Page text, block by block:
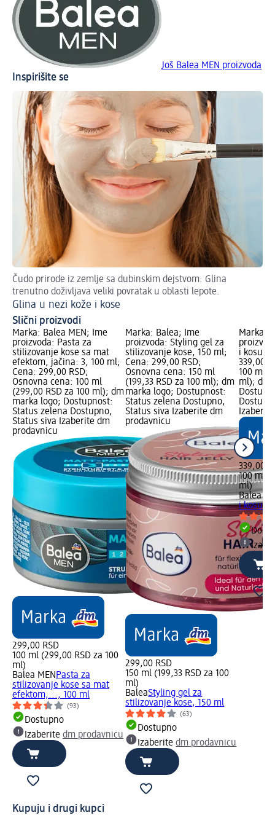
Još Balea MEN proizvoda
Inspirišite se
Čudo prirode iz zemlje sa dubinskim dejstvom: Glina
trenutno doživljava veliki povratak u oblasti lepote.
Glina u nezi kože i kose
Slični proizvodi
Marka: Balea MEN; Ime
proizvoda: Pasta za
stilizovanje kose sa mat
efektom, jačina: 3, 100 ml;
Cena: 299,00 RSD;
Osnovna cena: 100 ml
(299,00 RSD za 100 ml); dm
marka logo; Dostupnost:
Status zelena Dostupno,
Status siva Izaberite dm
prodavnicu
299,00 RSD
100 ml (299,00 RSD za 100
ml)
Balea MEN Pasta za
stilizovanje kose sa mat
efektom,..., 100 ml
(93)
Dostupno
Izaberite dm prodavnicu
Marka: Balea; Ime
proizvoda: Styling gel za
stilizovanje kose, 150 ml;
Cena: 299,00 RSD;
Osnovna cena: 150 ml
(199,33 RSD za 100 ml); dm
marka logo; Dostupnost:
Status zelena Dostupno,
Status siva Izaberite dm
prodavnicu
299,00 RSD
150 ml (199,33 RSD za 100
ml)
BaleaStyling gel za
stilizovanje kose, 150 ml
(63)
Dostupno
Izaberitedm prodavnicu
Marka:
i kosu
339,00
100 ml
ml); dm
339,00
100 ml
ml)
Balea
i kosu
Kupuju i drugi kupci